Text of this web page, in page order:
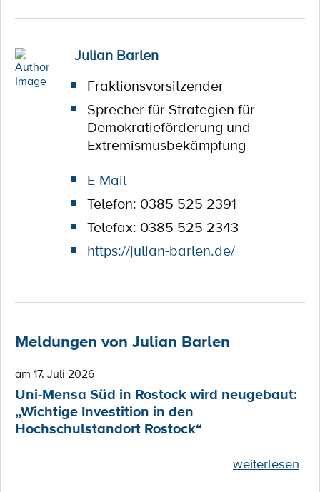
Julian Barlen
Fraktionsvorsitzender
Sprecher für Strategien für
Demokratieförderung und
Extremismusbekämpfung
E-Mail
Telefon: 0385 525 2391
Telefax: 0385 525 2343
https://julian-barlen.de/
Meldungen von Julian Barlen
am 17. Juli 2026
Uni-Mensa Süd in Rostock wird neugebaut:
„Wichtige Investition in den
Hochschulstandort Rostock“
weiterlesen